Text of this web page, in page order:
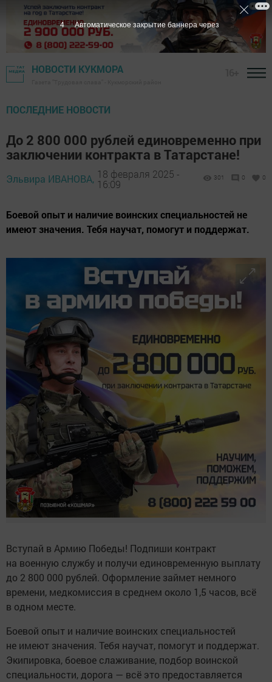
НОВОСТИ КУКМОРА
ПОСЛЕДНИЕ НОВОСТИ
До 2 800 000 рублей единовременно при
заключении контракта в Татарстане!
Эльвира ИВАНОВА, 18 февраля 2025 -
16:09
301 0 0
Боевой опыт и наличие воинских специальностей не
имеют значения. Тебя научат, помогут и поддержат.
Вступай в Армию Победы! Подпиши контракт
на военную службу и получи единовременную выплату
до 2 800 000 рублей. Оформление займет немного
времени, медкомиссия в среднем около 1,5 часов, всё
в одном месте.
Боевой опыт и наличие воинских специальностей
не имеют значения. Тебя научат, помогут и поддержат.
Экипировка, боевое слаживание, подбор воинской
специальности, дорога — всё это предоставляется
2 Автоматическое закрытие баннера через